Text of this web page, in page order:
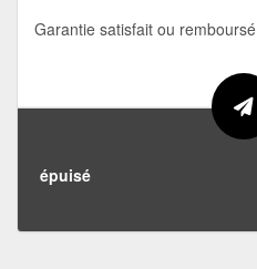
Garantie satisfait ou remboursé
épuisé